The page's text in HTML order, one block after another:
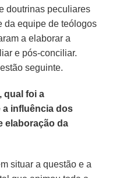
doutrinas peculiares
da equipe de teólogos
a elaborar a
e pós-conciliar.
seguinte.
qual foi a
a influência dos
elaboração da
situar a questão e a